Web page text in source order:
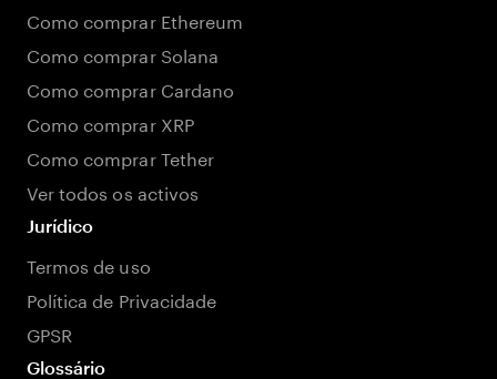
Como comprar Ethereum
Como comprar Solana
Como comprar Cardano
Como comprar XRP
Como comprar Tether
Ver todos os activos
Jurídico
Termos de uso
Política de Privacidade
GPSR
Glossário